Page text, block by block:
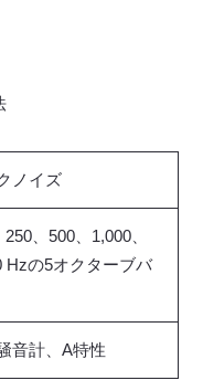
ノイズ
250、500、1,000、
Hzの5オクターブバ
音計、A特性